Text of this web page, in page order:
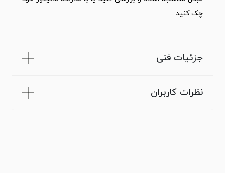
چک کنید.
جزئیات فنی
نظرات کاربران